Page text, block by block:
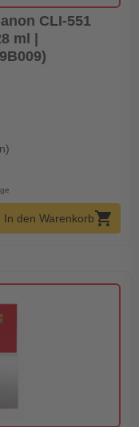
CLI-551
ml |
Menge
In den Warenkorbshopping_cart